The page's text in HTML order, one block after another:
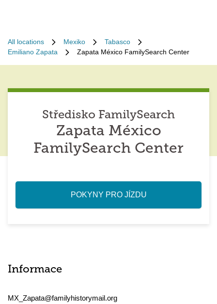
All locations Mexiko
Tabasco
Emiliano Zapata
Zapata México FamilySearch Center
Středisko FamilySearch
Zapata México
FamilySearch Center
POKYNY PRO JÍZDU
Informace
MX_Zapata@familyhistorymail.org